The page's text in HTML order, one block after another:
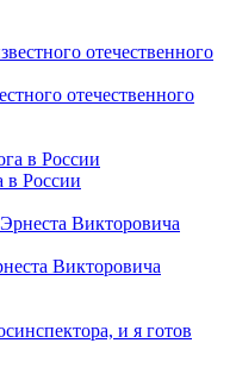
отечественного
в России
Викторовича